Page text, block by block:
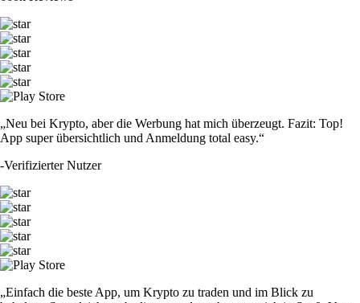
„Neu bei Krypto, aber die Werbung hat mich überzeugt. Fazit: Top!
App super übersichtlich und Anmeldung total easy.“
-Verifizierter Nutzer
„Einfach die beste App, um Krypto zu traden und im Blick zu